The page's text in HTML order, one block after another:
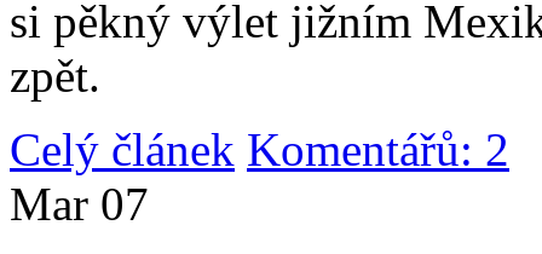
si pěkný výlet jižním
zpět.
Celý článek Komentářů: 2
Mar 07